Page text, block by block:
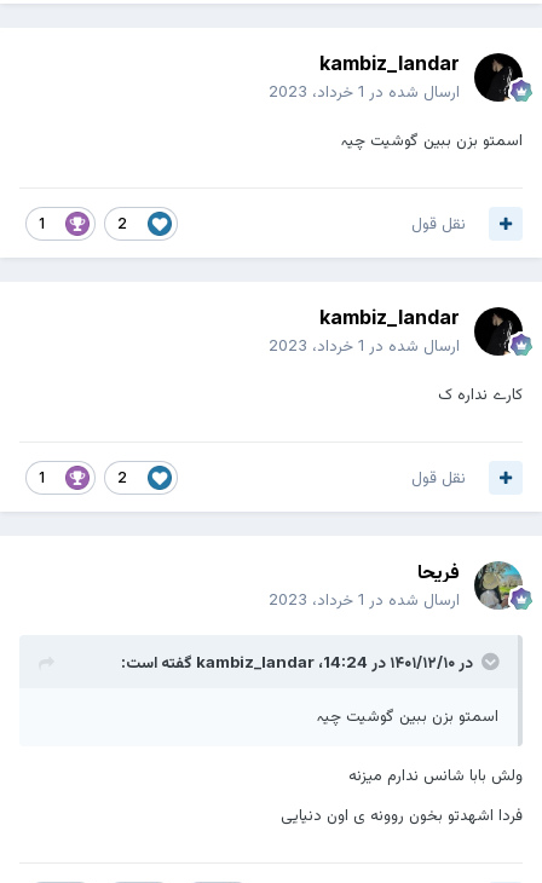
kambiz_landar
ارسال شده در
اسمتو بزن ببین گوشیت چیہ
2 نقل قول
kambiz_landar
ارسال شده در
کارے ندارہ ک
2 نقل قول
فریحا
ارسال شده در
در ۱۴۰۱/۱۲/۱۰ در 14:24، kambiz_landarگفته است:
اسمتو بزن ببین گوشیت چیہ
ولش بابا شانس ندارم میزنه
فردا اشهدتو بخون روونه ی اون دنیایی